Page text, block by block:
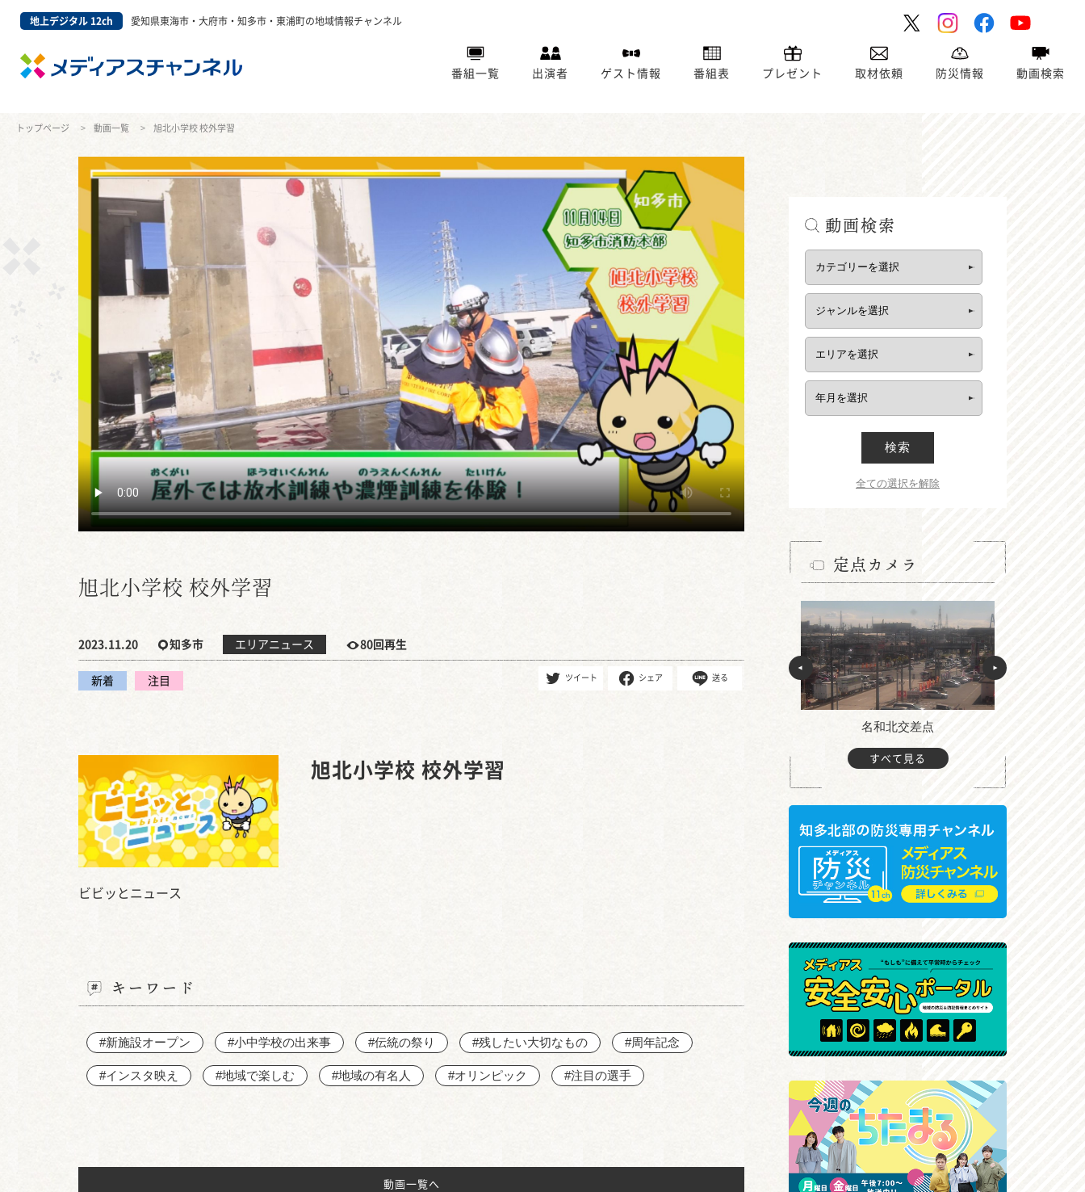
地上デジタル 12ch 愛知県東海市・大府市・知多市・東浦町の地域情報チャンネル
番組一覧 出演者 ゲスト情報 番組表 プレゼント 取材依頼 防災情報 動画検索
トップページ 動画一覧 旭北小学校 校外学習
旭北小学校 校外学習
2023.11.20 知多市 エリアニュース 80回再生
新着 注目 ツイート シェア 送る
ビビッとニュース
旭北小学校 校外学習
キーワード
#新施設オープン #小中学校の出来事 #伝統の祭り #残したい大切なもの #周年記念
#インスタ映え #地域で楽しむ #地域の有名人 #オリンピック #注目の選手
動画一覧へ
動画検索
検索
全ての選択を解除
定点カメラ
名和北交差点
すべて見る